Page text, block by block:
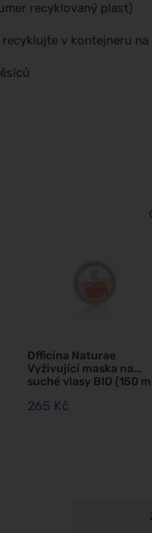
recyklovaný plast)
v kontejneru na
Officina Naturae
Vyživující maska na
suché vlasy BIO (150
konečky
265 Kč